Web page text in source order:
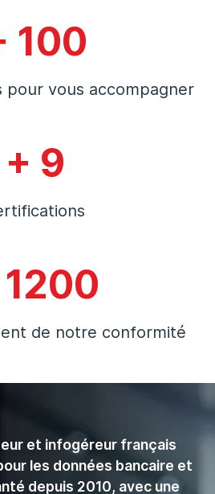
100
pour vous accompagner
+ 9
de notre conformité
et infogéreur français
les données bancaire et
depuis 2010, avec une